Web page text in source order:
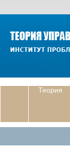
Теория